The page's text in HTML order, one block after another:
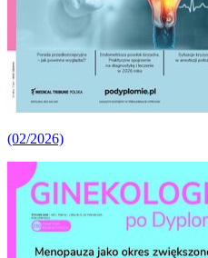
(02/2026)